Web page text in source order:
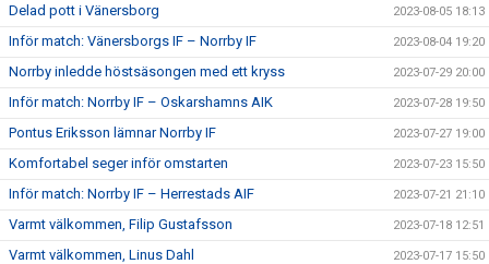
Delad pott i Vänersborg 2023-08-05 18:13
Inför match: Vänersborgs IF – Norrby IF 2023-08-04 19:20
Norrby inledde höstsäsongen med ett kryss 2023-07-29 20:00
Inför match: Norrby IF – Oskarshamns AIK 2023-07-28 19:50
Pontus Eriksson lämnar Norrby IF 2023-07-27 19:00
Komfortabel seger inför omstarten 2023-07-23 15:50
Inför match: Norrby IF – Herrestads AIF 2023-07-21 21:10
Varmt välkommen, Filip Gustafsson 2023-07-18 12:51
Varmt välkommen, Linus Dahl 2023-07-17 15:50